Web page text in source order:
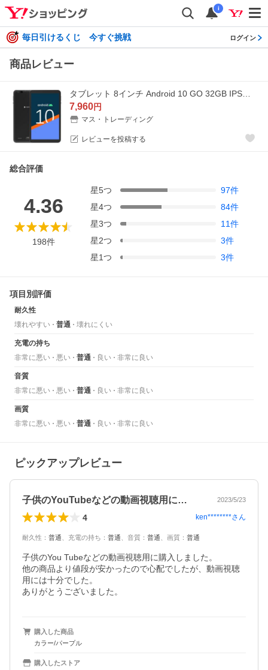
i
毎日引けるくじ 今すぐ挑戦 ログイン
商品レビュー
7,960円
マス・トレーディング
レビューを投稿する
総合評価
4.36
198件
星5つ 97件
星4つ 84件
星3つ 11件
星2つ 3件
星1つ 3件
項目別評価
耐久性
壊れやすい
普通 壊れにくい
充電の持ち
非常に悪い
悪い 普通 良い 非常に良い
音質
非常に悪い
悪い 普通 良い 非常に良い
画質
非常に悪い
悪い 普通 良い 非常に良い
ピックアップレビュー
子供のYouTubeなどの動画視聴用に… 2023/5/23
4 ken********さん
耐久性 ： 普通 充電の持ち ： 普通 音質 ： 普通 画質 ： 普通
子供のYou Tubeなどの動画視聴用に購入しました。
他の商品より値段が安かったので心配でしたが、動画視聴
用には十分でした。
ありがとうございました。
購入した商品
カラー/パープル
購入したストア